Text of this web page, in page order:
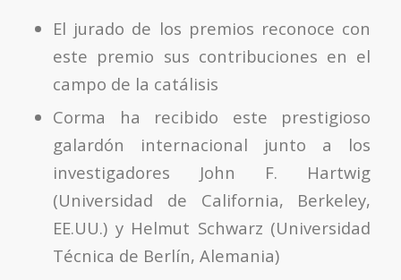
El jurado de los premios reconoce con
este premio sus contribuciones en el
campo de la catálisis
Corma ha recibido este prestigioso
galardón internacional junto a los
investigadores John F. Hartwig
(Universidad de California, Berkeley,
EE.UU.) y Helmut Schwarz (Universidad
Técnica de Berlín, Alemania)